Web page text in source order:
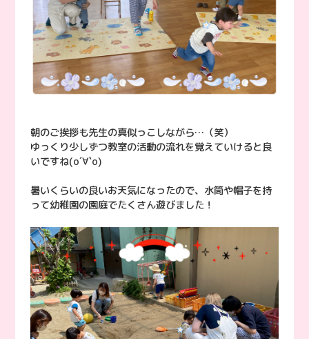
朝のご挨拶も先生の真似っこしながら…（笑）
ゆっくり少しずつ教室の活動の流れを覚えていけると良
いですね(о´∀`о)
暑いくらいの良いお天気になったので、水筒や帽子を持
って幼稚園の園庭でたくさん遊びました！